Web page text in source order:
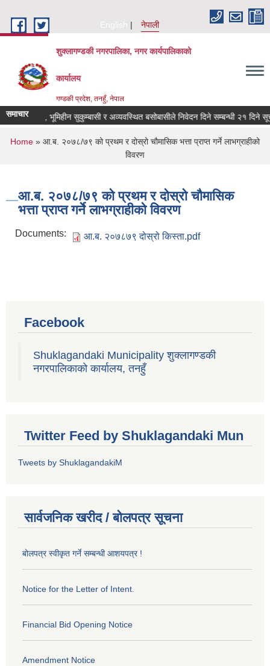
English
नेपाली
शुक्लागण्डकी नगरपालिका, नगर कार्यपालिकाको
कार्यालय
गण्डकी प्रदेश, तनहुँ, नेपाल
समाचारदलित, भूमिहीन सुकुम्बासी र अव्यवस्थित बसोबासीले निवेदन दिने सम्बन्धी २१ दिने
You are here
Home » आ.ब. २०७८/७९ को प्रथम र दोस्रो चौमासिक भत्ता प्राप्त गर्ने लाभग्राहीको
विवरण
आ.ब. २०७८/७९ को प्रथम र दोस्रो चौमासिक
भत्ता प्राप्त गर्ने लाभग्राहीको विवरण
Documents: आ.ब. २०७८७९ दोस्रो किस्ता.pdf
Facebook
Shuklagandaki Municipality शुक्लागण्डकी
नगरपालिकाको कार्यालय, तनहुँ
Twitter Feed by Shuklagandaki Mun
Tweets by ShuklagandakiM
सार्वजनिक खरीद / बोलपत्र सूचना
बोलपत्र स्वीकृत गर्ने सम्बन्धी आशयपत्र !
Notice for the Letter of Intent.
Financial Bid Opening Notice
Amendment Notice